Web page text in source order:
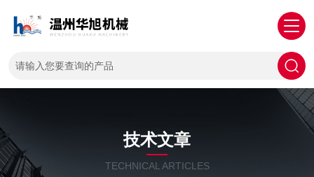
技术文章
TECHNICAL ARTICLES